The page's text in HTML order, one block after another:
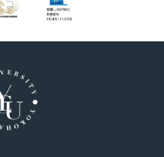
令和元年度）
～30年度）